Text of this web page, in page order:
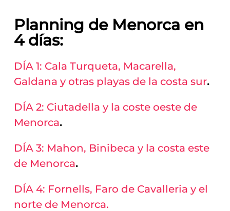
Planning de Menorca en
4 días:
DÍA 1: Cala Turqueta, Macarella,
Galdana y otras playas de la costa sur.
DÍA 2: Ciutadella y la coste oeste de
Menorca.
DÍA 3: Mahon, Binibeca y la costa este
de Menorca.
DÍA 4: Fornells, Faro de Cavalleria y el
norte de Menorca.